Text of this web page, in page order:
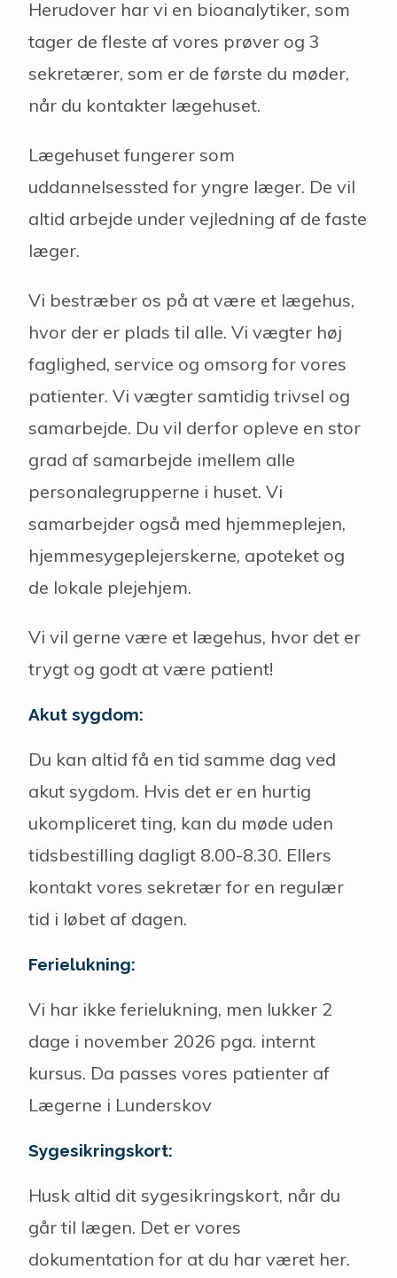
Herudover har vi en bioanalytiker, som
tager de fleste af vores prøver og 3
sekretærer, som er de første du møder,
når du kontakter lægehuset.
Lægehuset fungerer som
uddannelsessted for yngre læger. De vil
altid arbejde under vejledning af de faste
læger.
Vi bestræber os på at være et lægehus,
hvor der er plads til alle. Vi vægter høj
faglighed, service og omsorg for vores
patienter. Vi vægter samtidig trivsel og
samarbejde. Du vil derfor opleve en stor
grad af samarbejde imellem alle
personalegrupperne i huset. Vi
samarbejder også med hjemmeplejen,
hjemmesygeplejerskerne, apoteket og
de lokale plejehjem.
Vi vil gerne være et lægehus, hvor det er
trygt og godt at være patient!
Akut sygdom:
Du kan altid få en tid samme dag ved
akut sygdom. Hvis det er en hurtig
ukompliceret ting, kan du møde uden
tidsbestilling dagligt 8.00-8.30. Ellers
kontakt vores sekretær for en regulær
tid i løbet af dagen.
Ferielukning:
Vi har ikke ferielukning, men lukker 2
dage i november 2026 pga. internt
kursus. Da passes vores patienter af
Lægerne i Lunderskov
Sygesikringskort:
Husk altid dit sygesikringskort, når du
går til lægen. Det er vores
dokumentation for at du har været her.